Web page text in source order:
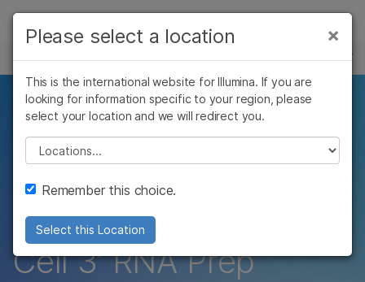
Skip to content
Solutions
Learn
Company
Support
Recommended Links
EVENTS
Potenziare le scoperte
single cell:
presentazione del
nuovo Illumina Single
Cell 3’ RNA Prep
×
Please select a location
This is the international website for Illumina. If you are
looking for information specific to your region, please
select your location and we will redirect you.
Please select a location
Remember this choice.
Select this Location
×
Cancer Research
Microbiology
Agrigenomics
Complex Disease
Clinical Oncology
Reproductive Health
Diseases